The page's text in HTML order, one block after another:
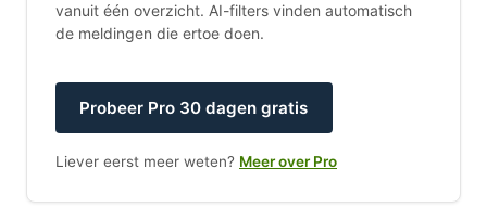
vanuit één overzicht. AI-filters vinden automatisch
de meldingen die ertoe doen.
Probeer Pro 30 dagen gratis
Liever eerst meer weten? Meer over Pro